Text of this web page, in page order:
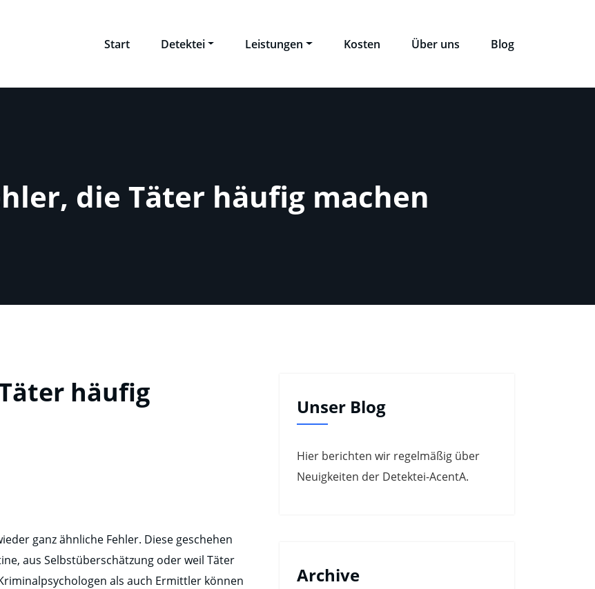
Start Detektei Leistungen Kosten Über uns Blog
die Täter häufig machen
häufig
ganz ähnliche Fehler. Diese geschehen
aus Selbstüberschätzung oder weil Täter
als auch Ermittler können
Unser Blog
Hier berichten wir regelmäßig über
Neuigkeiten der Detektei-AcentA.
Archive